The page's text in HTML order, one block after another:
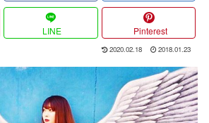
LINE Pinterest
2020.02.18 2018.01.23